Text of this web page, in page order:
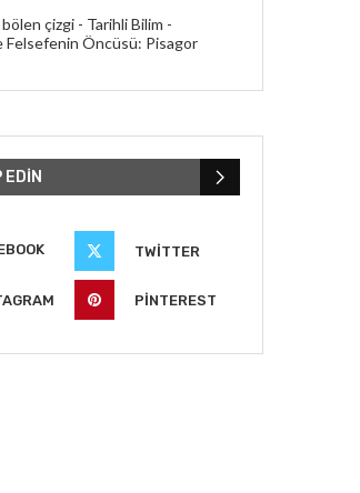
çizgi - Tarihli Bilim -
Felsefenin Öncüsü: Pisagor
EDIN
TWITTER
PINTEREST